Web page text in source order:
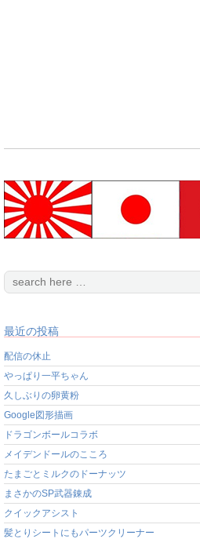
最近の投稿
配信の休止
やっぱり一平ちゃん
久しぶりの卵黄粉
Google図形描画
ドラゴンボールコラボ
メイデンドールのこころ
たまごとミルクのドーナッツ
まさかのSP武器錬成
クイックアシスト
髪とりシートにもパーツクリーナー